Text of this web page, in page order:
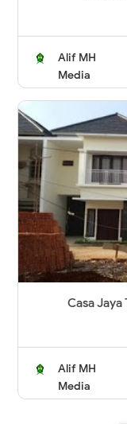
Alif MH
Media
Casa
Alif MH
Media